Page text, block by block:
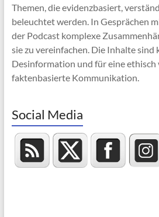
Themen, die evidenzbasiert,
beleuchtet werden. In Gesprächen
der Podcast komplexe
sie zu vereinfachen. Die Inhalte
Desinformation und für eine
faktenbasierte Kommunikation.
Social Media